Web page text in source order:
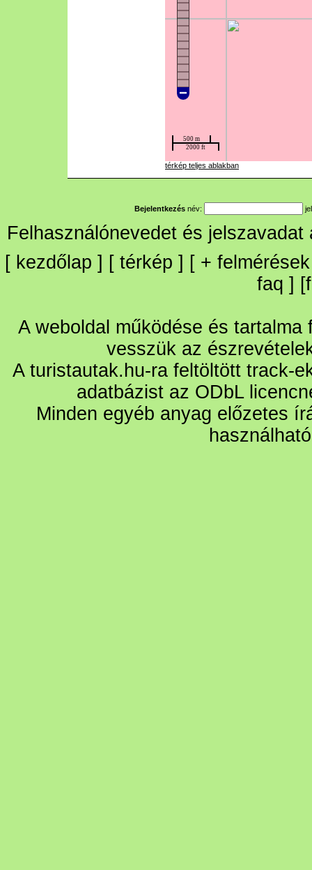
térkép teljes ablakban
Bejelentkezés név:
Felhasználónevedet és
[ kezdőlap ] [ térkép ] [ + felmérések
faq ] [
A weboldal működése és
vesszük az
A turistautak.hu-ra feltöltött track-
adatbázist az ODbL
Minden egyéb anyag előzetes